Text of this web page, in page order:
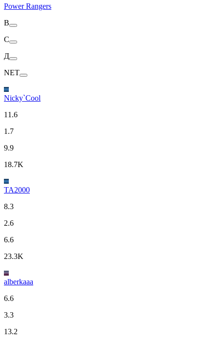
Power Rangers
В
С
Д
NET
Nicky`Cool
11.6
1.7
9.9
18.7K
TA2000
8.3
2.6
6.6
23.3K
alberkaaa
6.6
3.3
13.2